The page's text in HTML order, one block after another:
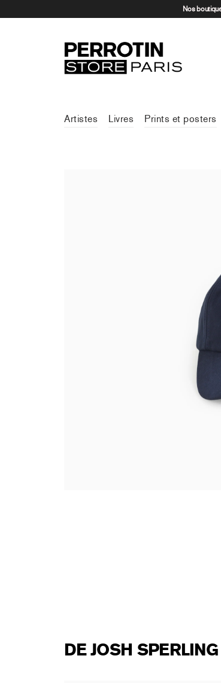
Nos
Artistes Livres Prints et posters
DE JOSH SPERLING